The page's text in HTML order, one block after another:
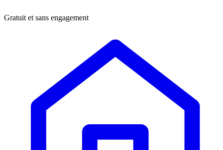
Gratuit et sans engagement